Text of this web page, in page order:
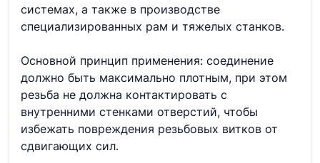
системах, а также в производстве
специализированных рам и тяжелых станков.
Основной принцип применения: соединение
должно быть максимально плотным, при этом
резьба не должна контактировать с
внутренними стенками отверстий, чтобы
избежать повреждения резьбовых витков от
сдвигающих сил.